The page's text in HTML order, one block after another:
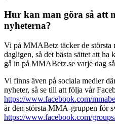
Hur kan man göra så att
nyheterna?
Vi på MMABetz täcker de största
dagligen, så det bästa sättet att ha
gå in på MMABetz.se varje dag
Vi finns även på sociala medier
nyheter, så se till att följa vår
https://www.facebook.com/
är den största MMA-gruppen för
https://www.facebook.com/